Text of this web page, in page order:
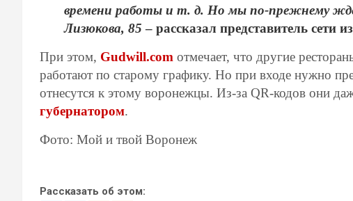
времени работы и т. д. Но мы по-прежнему
Лизюкова, 85 – рассказал представитель
При этом, Gudwill.com отмечает, что другие
работают по старому графику. Но при входе нужно
отнесутся к этому воронежцы. Из-за QR-кодов они
губернатором.
Фото: Мой и твой Воронеж
Рассказать об этом: